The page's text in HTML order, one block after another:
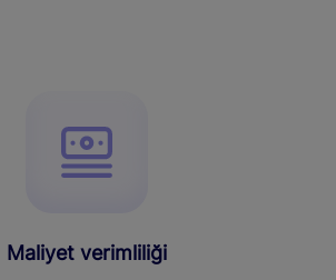
Maliyet verimliliği